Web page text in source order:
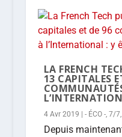
LA FRENCH
13 CAPITALES
4 Avr 2019 - ÉCO -, 7/7,
Depuis